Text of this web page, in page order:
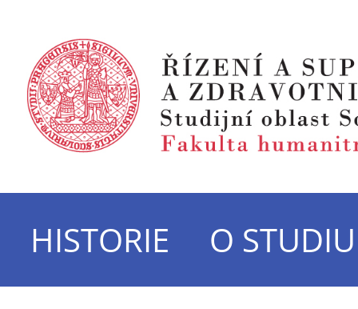
HISTORIE
O STUDIU